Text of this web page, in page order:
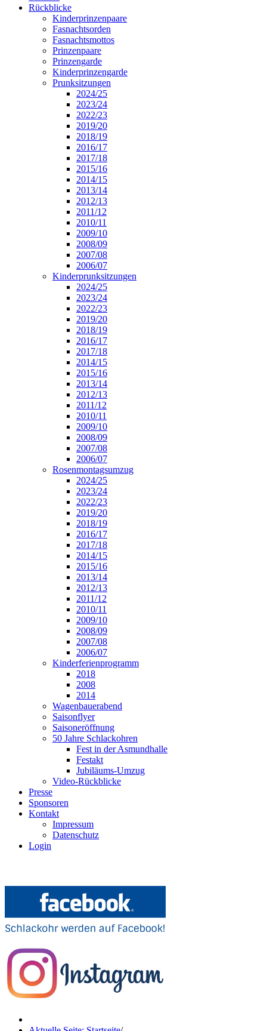
Rückblicke
Kinderprinzenpaare
Fasnachtsorden
Fasnachtsmottos
Prinzenpaare
Prinzengarde
Kinderprinzengarde
Prunksitzungen
2024/25
2023/24
2022/23
2019/20
2018/19
2016/17
2017/18
2015/16
2014/15
2013/14
2012/13
2011/12
2010/11
2009/10
2008/09
2007/08
2006/07
Kinderprunksitzungen
2024/25
2023/24
2022/23
2019/20
2018/19
2016/17
2017/18
2014/15
2015/16
2013/14
2012/13
2011/12
2010/11
2009/10
2008/09
2007/08
2006/07
Rosenmontagsumzug
2024/25
2023/24
2022/23
2019/20
2018/19
2016/17
2017/18
2014/15
2015/16
2013/14
2012/13
2011/12
2010/11
2009/10
2008/09
2007/08
2006/07
Kinderferienprogramm
2018
2008
2014
Wagenbauerabend
Saisonflyer
Saisoneröffnung
50 Jahre Schlackohren
Fest in der Asmundhalle
Festakt
Jubiläums-Umzug
Video-Rückblicke
Presse
Sponsoren
Kontakt
Impressum
Datenschutz
Login